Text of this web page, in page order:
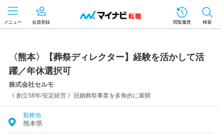
メニュー 会員登録 閲覧履歴 検索
〈熊本〉【葬祭ディレクター】経験を活かして活
躍／年休選択可
株式会社セルモ
《 創立58年/安定経営 》冠婚葬祭事業を多角的に展開
勤務地
熊本県